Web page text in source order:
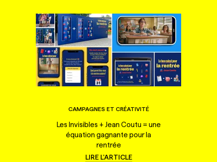
CAMPAGNES ET CRÉATIVITÉ
Les Invisibles + Jean Coutu = une
équation gagnante pour la
rentrée
LIRE L'ARTICLE